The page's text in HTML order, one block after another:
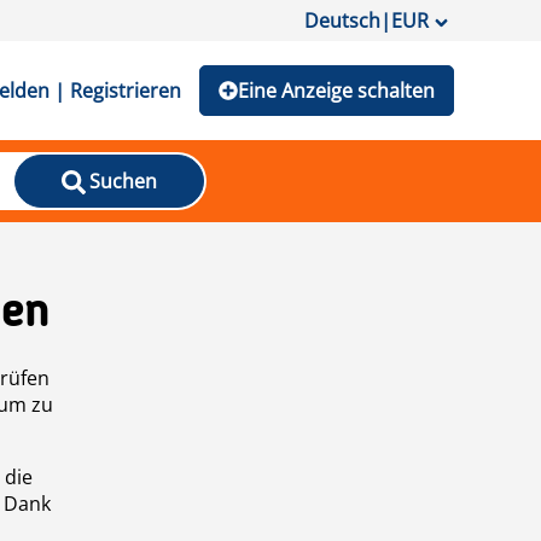
Deutsch|EUR
| Registrieren Eine Anzeige schalten
Suchen
zu
die